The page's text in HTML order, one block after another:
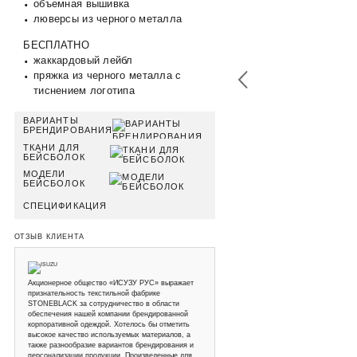
объемная вышивка
люверсы из черного металла
БЕСПЛАТНО
жаккардовый лейбл
пряжка из черного металла с
тиснением логотипа
ВАРИАНТЫ
БРЕНДИРОВАНИЯ
ТКАНИ ДЛЯ
БЕЙСБОЛОК
МОДЕЛИ
БЕЙСБОЛОК
СПЕЦИФИКАЦИЯ
ОТЗЫВ КЛИЕНТА
Акционерное общество «ИСУЗУ РУС» выражает
признательность текстильной фабрике
STONEBLACK за сотрудничество в области
обеспечения нашей компании брендированной
корпоративной одеждой. Хотелось бы отметить
высокое качество используемых материалов, а
также разнообразие вариантов брендирования и
персонализации продукции. Произведенные для